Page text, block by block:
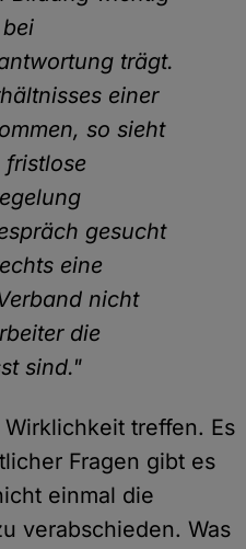
trägt.
einer
so sieht
fristlose
gesucht
eine
nicht
die
sind."
treffen. Es
Fragen gibt es
einmal die
verabschieden. Was